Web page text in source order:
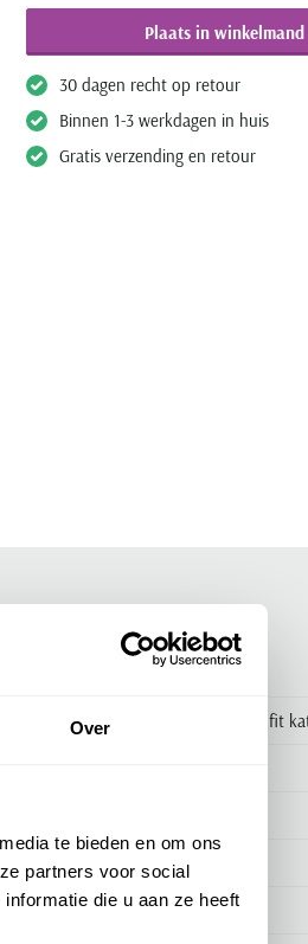
Over
te bieden en om ons
partners voor social
die u aan ze heeft
Plaats in winkelmand
30 dagen recht op retour
Binnen 1-3 werkdagen in huis
Gratis verzending en retour
Broek Meyer Dublin wit normale fit
94% katoen en 6% elastaan
normale fit